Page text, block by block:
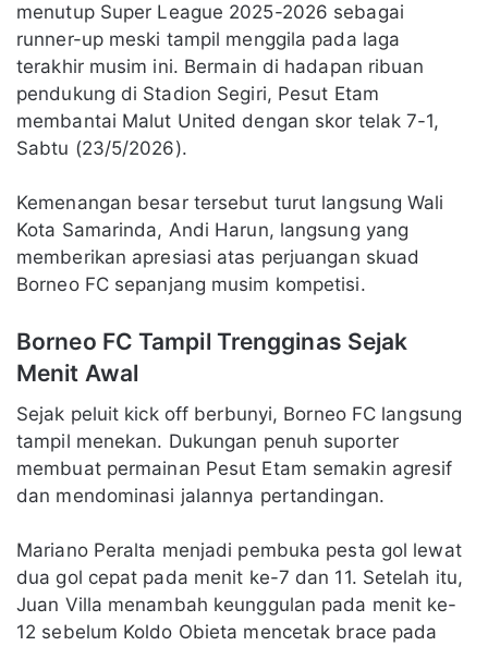
menutup Super League 2025-2026 sebagai
runner-up meski tampil menggila pada laga
terakhir musim ini. Bermain di hadapan ribuan
pendukung di Stadion Segiri, Pesut Etam
membantai Malut United dengan skor telak 7-1,
Sabtu (23/5/2026).
Kemenangan besar tersebut turut langsung Wali
Kota Samarinda, Andi Harun, langsung yang
memberikan apresiasi atas perjuangan skuad
Borneo FC sepanjang musim kompetisi.
Borneo FC Tampil Trengginas Sejak
Menit Awal
Sejak peluit kick off berbunyi, Borneo FC langsung
tampil menekan. Dukungan penuh suporter
membuat permainan Pesut Etam semakin agresif
dan mendominasi jalannya pertandingan.
Mariano Peralta menjadi pembuka pesta gol lewat
dua gol cepat pada menit ke-7 dan 11. Setelah itu,
Juan Villa menambah keunggulan pada menit ke-
12 sebelum Koldo Obieta mencetak brace pada